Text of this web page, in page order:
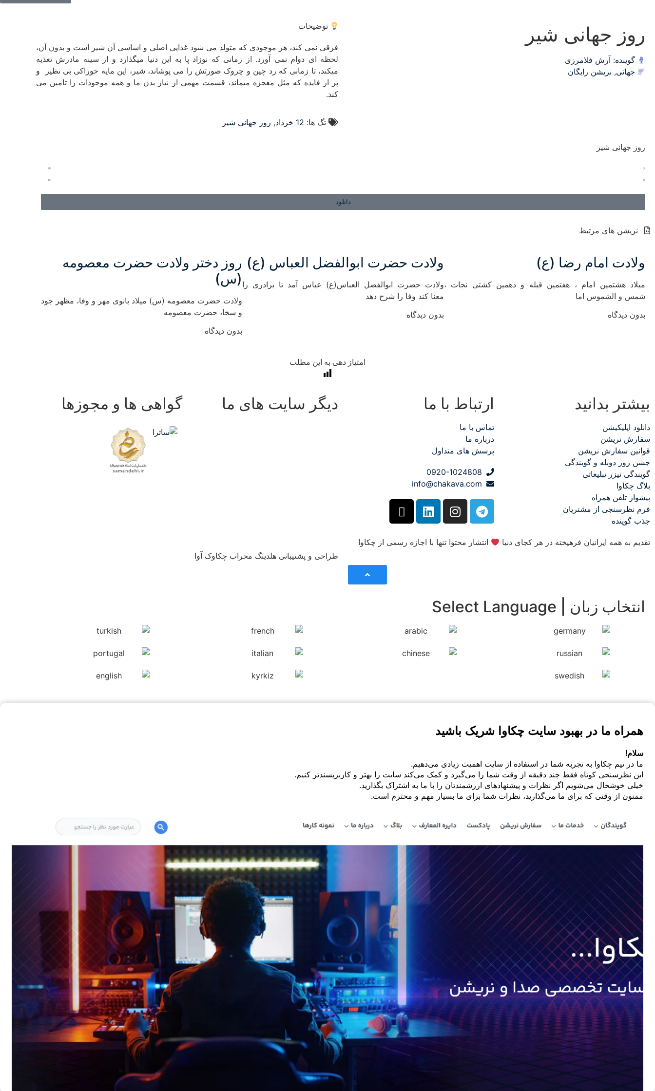
روز جهانی شیر
گوینده: آرش فلامرزی
جهانی, نریشن رایگان
توضیحات
فرقی نمی کند، هر موجودی که متولد می شود غذایی اصلی و اساسی آن شیر است و بدون آن،
لحظه ای دوام نمی آورد. از زمانی که نوزاد پا به این دنیا میگذارد و از سینه مادرش تغذیه
میکند، تا زمانی که رد چین و چروک صورتش را می پوشاند، شیر، این مایه خوراکی بی نظیر و
پر از فایده که مثل معجزه میماند، قسمت مهمی از نیاز بدن ما و همه موجودات را تامین می
کند.
تگ ها: 12 خرداد , روز جهانی شیر
روز جهانی شیر
دانلود
نریشن های مرتبط
ولادت امام رضا (ع)
میلاد هشتمین امام ، هفتمین قبله و دهمین کشتی نجات ،
شمس و الشموس اما
بدون دیدگاه
ولادت حضرت ابوالفضل العباس (ع)
ولادت حضرت ابوالفضل العباس(ع) عباس آمد تا برادری را
معنا کند وفا را شرح دهد
بدون دیدگاه
روز دختر ولادت حضرت معصومه
(س)
ولادت حضرت معصومه (س) میلاد بانوی مهر و وفا، مظهر جود
و سخا، حضرت معصومه
بدون دیدگاه
امتیاز دهی به این مطلب
بیشتر بدانید
دانلود اپلیکیشن
سفارش نریشن
قوانین سفارش نریشن
جشن روز دوبله و گویندگی
گویندگی تیزر تبلیغاتی
بلاگ چکاوا
پیشواز تلفن همراه
فرم نظرسنجی از مشتریان
جذب گوینده
ارتباط با ما
تماس با ما
درباره ما
پرسش های متداول
0920-1024808
info@chakava.com
دیگر سایت های ما گواهی ها و مجوزها
تقدیم به همه ایرانیان فرهیخته در هر کجای دنیا
انتشار محتوا تنها با اجازه رسمی از چکاوا
طراحی و پشتیبانی هلدینگ محراب چکاوک آوا
انتخاب زبان | Select Language